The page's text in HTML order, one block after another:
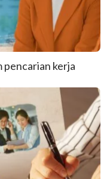
pencarian kerja